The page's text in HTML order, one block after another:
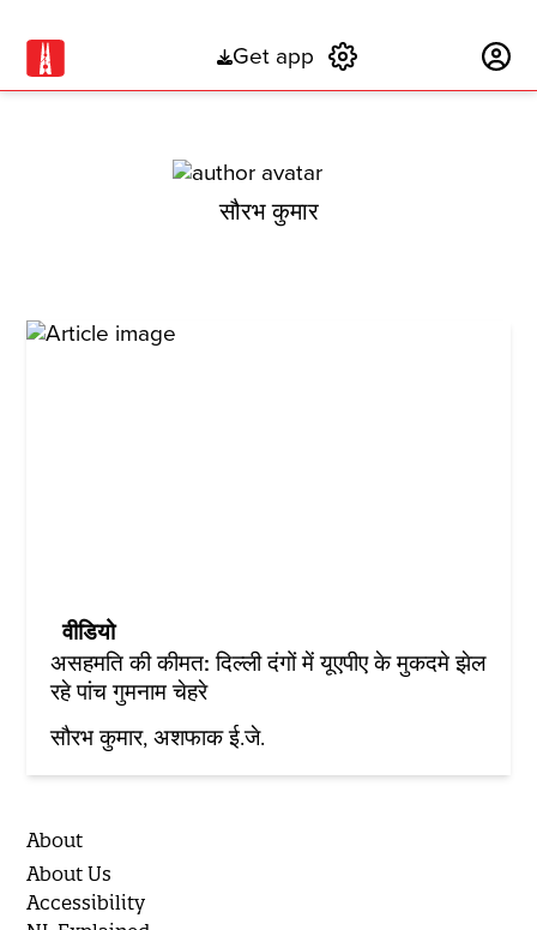
Get app
सौरभ कुमार
वीडियो
असहमति की कीमत: दिल्ली दंगों में यूएपीए के मुकदमे झेल
रहे पांच गुमनाम चेहरे
सौरभ कुमार अशफाक ई.जे.
About
About Us
Accessibility